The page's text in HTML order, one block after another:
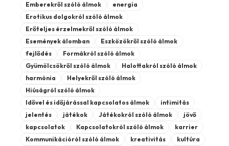
Emberekről szóló álmok
energia
Erotikus dolgokról szóló álmok
Erőteljes érzelmekről szóló álmok
Események álomban
Eszközökről szóló álmok
fejlődés
Formákról szóló álmok
Gyümölcsökről szóló álmok
Halottakról szóló álmok
harmónia
Helyekről szóló álmok
Hiúságról szóló álmok
Idővel és időjárással kapcsolatos álmok
intimitás
jelentés
játékok Játékokról szóló álmok
jövő
kapcsolatok
Kapcsolatokról szóló álmok
karrier
Kommunikációról szóló álmok
kreativitás
kultúra